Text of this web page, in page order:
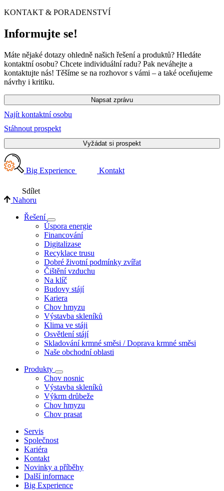
KONTAKT & PORADENSTVÍ
Informujte se!
Máte nějaké dotazy ohledně našich řešení a produktů? Hledáte
kontaktní osobu? Chcete individuální radu? Pak neváhejte a
kontaktujte nás! Těšíme se na rozhovor s vámi – a také oceňujeme
návrhy i kritiku.
Napsat zprávu
Najít kontaktní osobu
Stáhnout prospekt
Vyžádat si prospekt
Big Experience Kontakt
Sdílet
Nahoru
Řešení
Úspora energie
Financování
Digitalizase
Recyklace trusu
Dobré životní podmínky zvířat
Čištění vzduchu
Na klíč
Budovy stájí
Kariera
Chov hmyzu
Výstavba skleníků
Klima ve stáji
Osvětlení stájí
Skladování krmné směsi / Doprava krmné směsi
Naše obchodní oblasti
Produkty
Chov nosnic
Výstavba skleníků
Výkrm drůbeže
Chov hmyzu
Chov prasat
Servis
Společnost
Kariéra
Kontakt
Novinky a příběhy
Další informace
Big Experience